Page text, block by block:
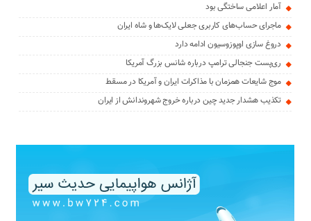
آمار اعلامی ساختگی بود
ماجرای حساب‌های کاربری جعلی لایک‌ها و شاه ایران
دروغ سازی اوپوزوسیون ادامه دارد
ری‌پست جنجالی ترامپ درباره شانس بزرگ آمریکا
موج شایعات همزمان با مذاکرات ایران و آمریکا در مسقط
تکذیب هشدار جدید چین درباره خروج شهروندانش از ایران